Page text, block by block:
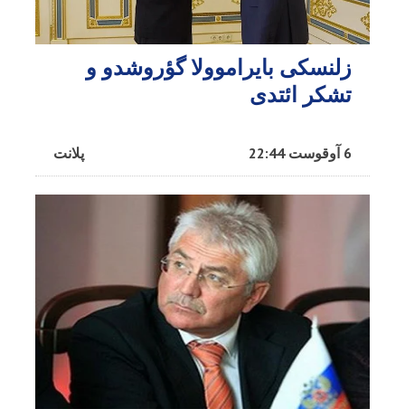
زلنسکی بایراموولا گؤروشدو و
تشکر ائتدی
پلانت 6 آوقوست 22:44